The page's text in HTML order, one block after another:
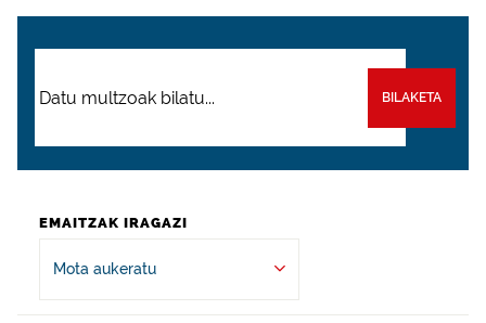
BILAKETA
EMAITZAK IRAGAZI
Mota aukeratu